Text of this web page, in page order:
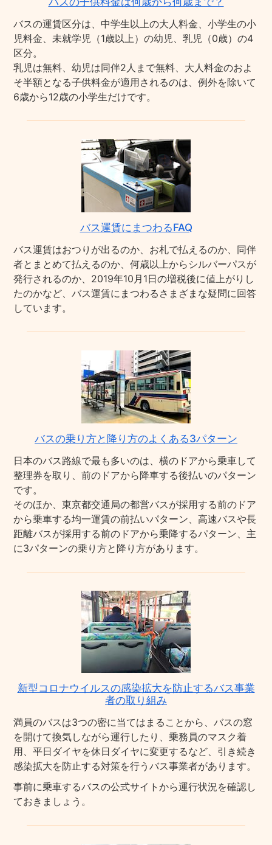
バスの運賃区分は、中学生以上の大人料金、小学生の小
児料金、未就学児（1歳以上）の幼児、乳児（0歳）の4
区分。
乳児は無料、幼児は同伴2人まで無料、大人料金のおよ
そ半額となる子供料金が適用されるのは、例外を除いて
6歳から12歳の小学生だけです。
バス運賃にまつわるFAQ
バス運賃はおつりが出るのか、お札で払えるのか、同伴
者とまとめて払えるのか、何歳以上からシルバーパスが
発行されるのか、2019年10月1日の増税後に値上がりし
たのかなど、バス運賃にまつわるさまざまな疑問に回答
しています。
バスの乗り方と降り方のよくある3パターン
日本のバス路線で最も多いのは、横のドアから乗車して
整理券を取り、前のドアから降車する後払いのパターン
です。
そのほか、東京都交通局の都営バスが採用する前のドア
から乗車する均一運賃の前払いパターン、高速バスや長
距離バスが採用する前のドアから乗降するパターン、主
に3パターンの乗り方と降り方があります。
新型コロナウイルスの感染拡大を防止するバス事業
者の取り組み
満員のバスは3つの密に当てはまることから、バスの窓
を開けて換気しながら運行したり、乗務員のマスク着
用、平日ダイヤを休日ダイヤに変更するなど、引き続き
感染拡大を防止する対策を行うバス事業者があります。
事前に乗車するバスの公式サイトから運行状況を確認し
ておきましょう。